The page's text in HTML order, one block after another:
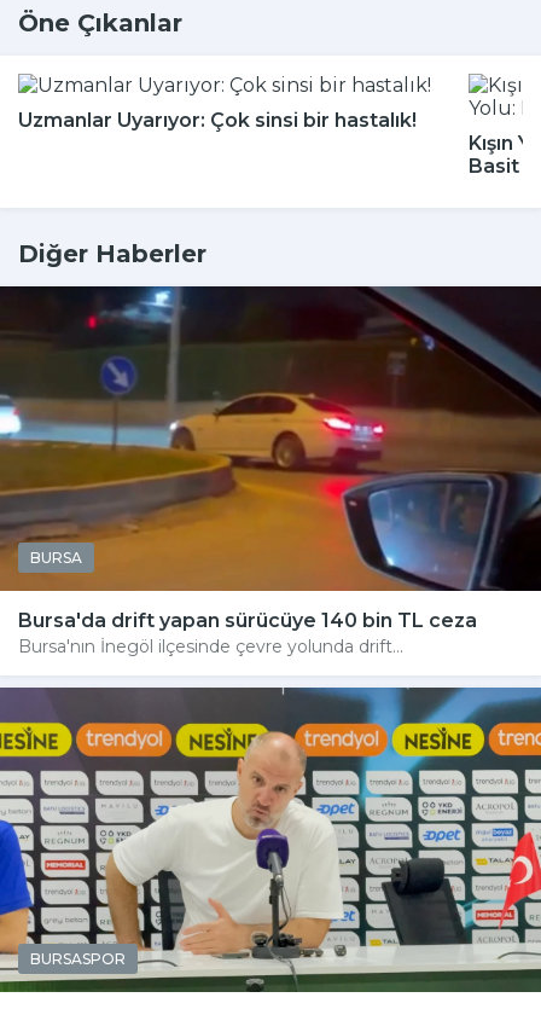
Öne Çıkanlar
Uzmanlar Uyarıyor: Çok sinsi bir hastalık!
Kışın
Basit
Diğer Haberler
BURSA
Bursa'da drift yapan sürücüye 140 bin TL ceza
Bursa'nın İnegöl ilçesinde çevre yolunda drift...
BURSASPOR